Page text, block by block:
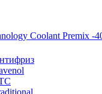
Coolant Premix -